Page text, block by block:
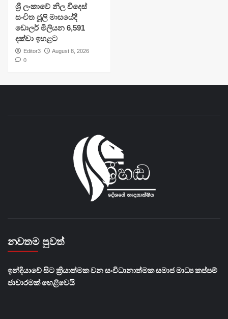
ශ්‍රී ලංකාවේ නිල විදෙස්
සංචිත ජූලි මාසයේදී
ඩොලර් මිලියන 6,591
දක්වා ඉහළට
Editor3
August 8, 2026
0
නවතම පුවත්
​ඉන්දියාවේ සිට ක්‍රියාත්මක වන සංවිධානාත්මක සමාජ මාධ්‍ය කප්පම්
ජාවාරමක් හෙළිවෙයි